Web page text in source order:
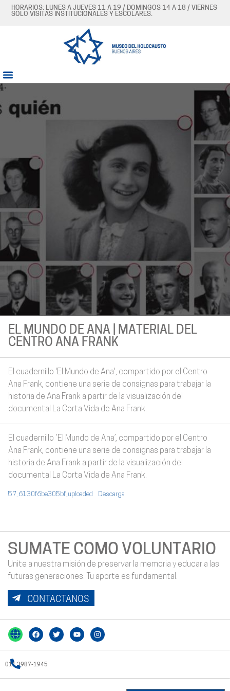
HORARIOS: LUNES A JUEVES 11 A 19 / DOMINGOS 14 A 18 / VIERNES
SÓLO VISITAS INSTITUCIONALES Y ESCOLARES.
EL MUNDO DE ANA | MATERIAL DEL
CENTRO ANA FRANK
El cuadernillo 'El Mundo de Ana', compartido por el Centro
Ana Frank, contiene una serie de consignas para trabajar la
historia de Ana Frank a partir de la visualización del
documental La Corta Vida de Ana Frank.
El cuadernillo ‘El Mundo de Ana’, compartido por el Centro
Ana Frank, contiene una serie de consignas para trabajar la
historia de Ana Frank a partir de la visualización del
documental La Corta Vida de Ana Frank.
57_6130f6be305bf_uploaded Descarga
SUMATE COMO VOLUNTARIO
Unite a nuestra misión de preservar la memoria y educar a las
futuras generaciones. Tu aporte es fundamental.
CONTACTANOS
011 3987-1945